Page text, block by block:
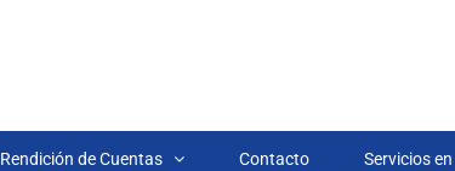
Rendición de Cuentas Contacto Servicios